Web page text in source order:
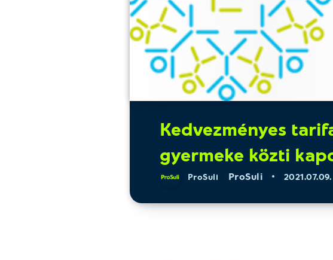
Kedvezményes
gyermeke közti
ProSuli ProSuli 2021.07.09.